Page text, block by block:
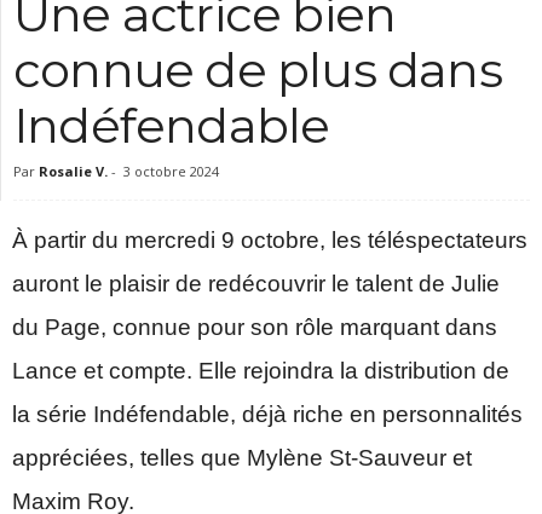
Une actrice bien
connue de plus dans
Indéfendable
Par Rosalie V. - 3 octobre 2024
À partir du mercredi 9 octobre, les téléspectateurs
auront le plaisir de redécouvrir le talent de Julie
du Page, connue pour son rôle marquant dans
Lance et compte. Elle rejoindra la distribution de
la série Indéfendable, déjà riche en personnalités
appréciées, telles que Mylène St-Sauveur et
Maxim Roy.